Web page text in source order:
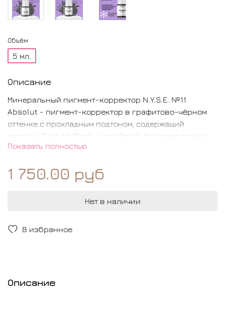
В избранное
Объём
5 мл.
Описание
Минеральный пигмент-корректор N.Y.S.E. №11
Absolut - пигмент-корректор в графитово-чёрном
оттенке с прохладным подтоном, содержащий
частицы Carbon Black и Iron Oxide. Его комфортная
средняя плотность консистенции делает его
на красной сосудистой коже.
Показать полностью
1 750.00 руб
Нет в наличии
Описание